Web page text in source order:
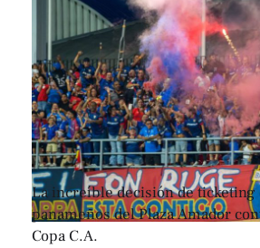
La increíble decisión de ticketing
panameños del Plaza Amador
Copa C.A.